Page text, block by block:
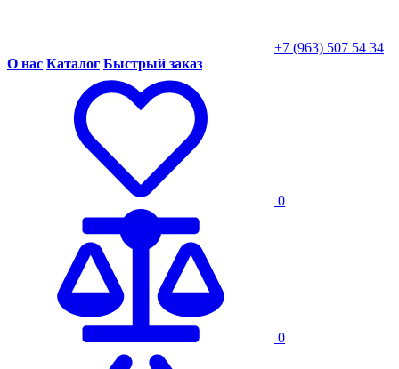
+7 (963) 507 54 34
О нас Каталог Быстрый заказ
0
0